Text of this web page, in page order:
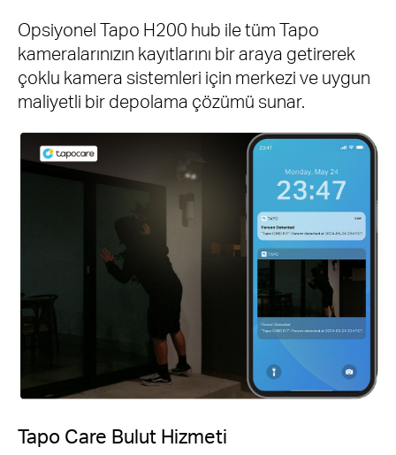
Opsiyonel Tapo H200 hub ile tüm Tapo
kameralarınızın kayıtlarını bir araya getirerek
çoklu kamera sistemleri için merkezi ve uygun
maliyetli bir depolama çözümü sunar.
Tapo Care Bulut Hizmeti